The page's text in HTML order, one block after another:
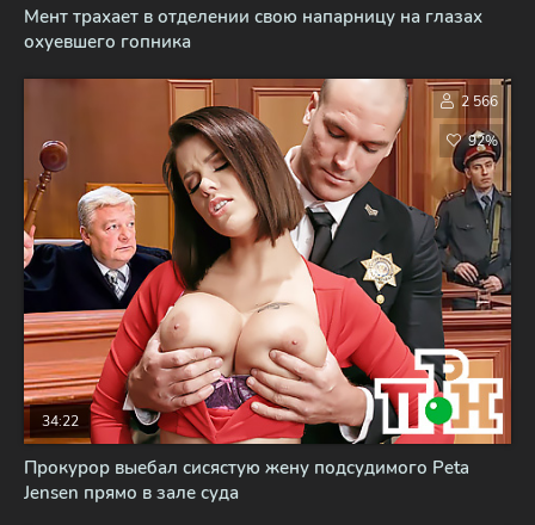
Мент трахает в отделении свою напарницу на глазах
охуевшего гопника
Прокурор выебал сисястую жену подсудимого Peta
Jensen прямо в зале суда
34:22
2 566
92%